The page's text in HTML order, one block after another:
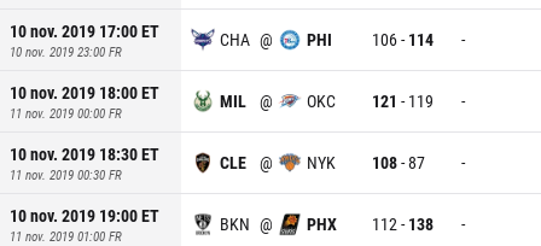
10 nov. 2019 17:00ET
10 nov. 2019 23:00 FR
CHA @ PHI 106- 114 -
10 nov. 2019 18:00ET
11 nov. 2019 00:00 FR
MIL @ OKC 121 - 119 -
10 nov. 2019 18:30ET
11 nov. 2019 00:30 FR
CLE @ NYK 108-87 -
10 nov. 2019 19:00ET
11 nov. 2019 01:00 FR
BKN @ PHX 112- 138 -